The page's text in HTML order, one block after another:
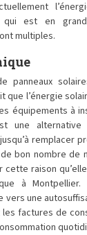
qui est en
multiples.
panneaux
que l’énergie
équipements à
une alternative
remplacer
bon nombre de
cette raison
à Montpellier.
une
factures de